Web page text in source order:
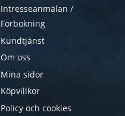
Intresseanmälan /
Förbokning
Kundtjänst
Om oss
Mina sidor
Köpvillkor
Policy och cookies